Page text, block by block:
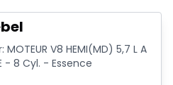
V8 HEMI(MD) 5,7 L A
- 8 Cyl. - Essence